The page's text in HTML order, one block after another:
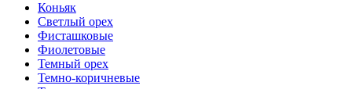
Коньяк
Светлый орех
Фисташковые
Фиолетовые
Темный орех
Темно-коричневые